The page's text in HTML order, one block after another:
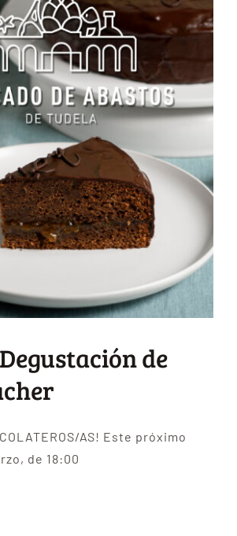
de
AS! Este próximo
de 18:00